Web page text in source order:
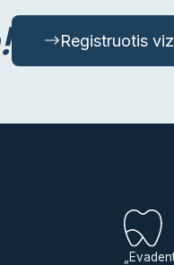
Registruotis